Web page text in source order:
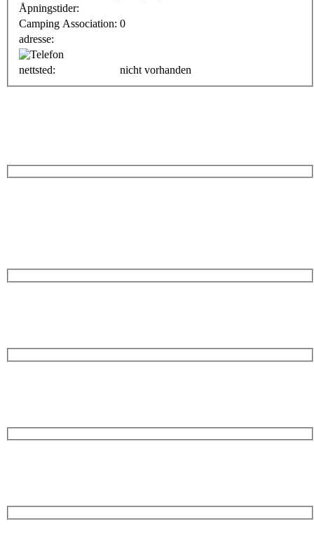
Åpningstider:
Camping Association: 0
adresse:
nettsted: nicht vorhanden